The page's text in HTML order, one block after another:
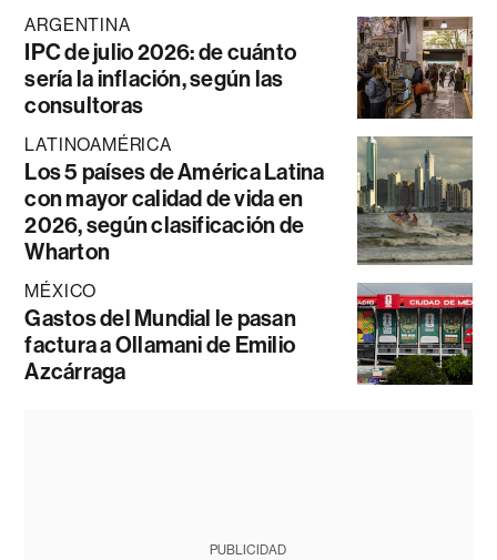
ARGENTINA
IPC de julio 2026: de cuánto
sería la inflación, según las
consultoras
LATINOAMÉRICA
Los 5 países de América Latina
con mayor calidad de vida en
2026, según clasificación de
Wharton
MÉXICO
Gastos del Mundial le pasan
factura a Ollamani de Emilio
Azcárraga
PUBLICIDAD